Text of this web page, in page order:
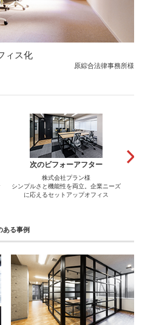
ィス化
原綜合法律事務所様
次のビフォーアフター
株式会社プラン様
シンプルさと機能性を両立。企業ニーズ
に応えるセットアップオフィス
ある事例